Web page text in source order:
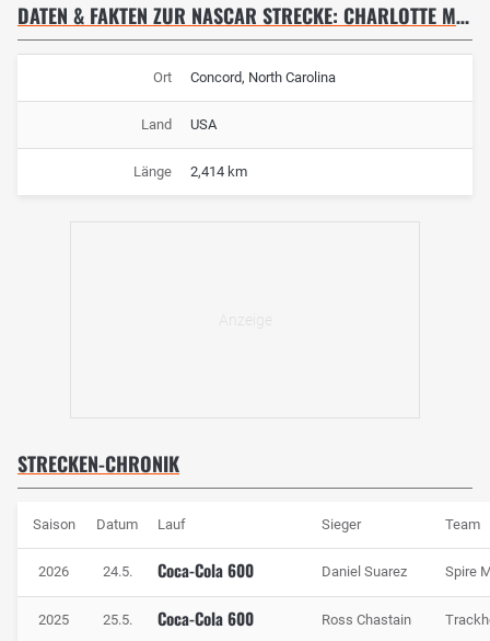
DATEN & FAKTEN ZUR NASCAR STRECKE: CHARLOTTE MOTOR SPEEDWAY
Ort Concord, North Carolina
Land USA
Länge 2,414 km
STRECKEN-CHRONIK
Saison Datum Lauf Sieger Team
2026 24.5. Coca-Cola 600 Daniel Suarez Spire
2025 25.5. Coca-Cola 600 Ross Chastain